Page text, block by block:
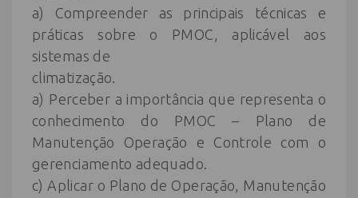
a) Compreender as principais técnicas e
práticas sobre o PMOC, aplicável aos
sistemas de
climatização.
a) Perceber a importância que representa o
conhecimento do PMOC – Plano de
Manutenção Operação e Controle com o
gerenciamento adequado.
c) Aplicar o Plano de Operação, Manutenção